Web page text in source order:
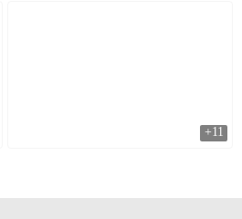
+11